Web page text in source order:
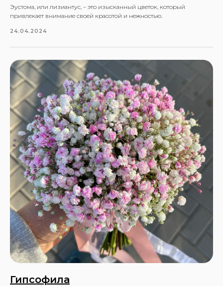
Эустома, или лизиантус, – это изысканный цветок, который
привлекает внимание своей красотой и нежностью.
24.04.2024
Гипсофила
Условия
оплаты
Информация по
Возможные способы
и сроки доставки
Способы
доставки
Подробнее
Подробнее